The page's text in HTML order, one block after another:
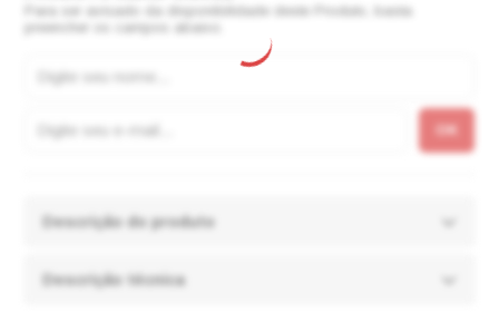
Para ser avisado da disponibilidade deste Produto, basta
preencher os campos abaixo.
Descrição do produto
Descrição técnica